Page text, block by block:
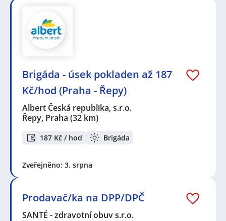
Brigáda - úsek pokladen až 187
Kč/hod (Praha - Řepy)
Albert Česká republika, s.r.o.
Řepy, Praha (32 km)
187 Kč / hod Brigáda
Zveřejněno: 3. srpna
Prodavač/ka na DPP/DPČ
SANTÉ - zdravotní obuv s.r.o.